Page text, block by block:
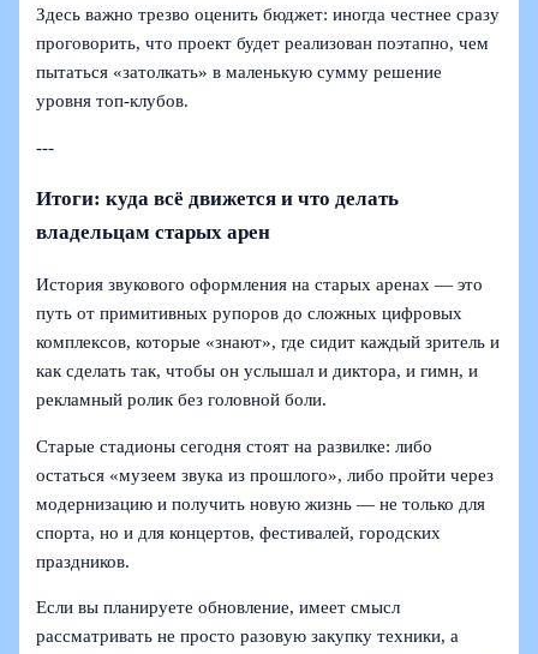
Здесь важно трезво оценить бюджет: иногда честнее сразу
проговорить, что проект будет реализован поэтапно, чем
пытаться «затолкать» в маленькую сумму решение
уровня топ-клубов.
---
Итоги: куда всё движется и что делать
владельцам старых арен
История звукового оформления на старых аренах — это
путь от примитивных рупоров до сложных цифровых
комплексов, которые «знают», где сидит каждый зритель и
как сделать так, чтобы он услышал и диктора, и гимн, и
рекламный ролик без головной боли.
Старые стадионы сегодня стоят на развилке: либо
остаться «музеем звука из прошлого», либо пройти через
модернизацию и получить новую жизнь — не только для
спорта, но и для концертов, фестивалей, городских
праздников.
Если вы планируете обновление, имеет смысл
рассматривать не просто разовую закупку техники, а